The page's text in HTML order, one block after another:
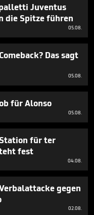
Juventus
die Spitze führen
05.08.
Das sagt
05.08.
für Alonso
05.08.
für ter
fest
04.08.
gegen
02.08.